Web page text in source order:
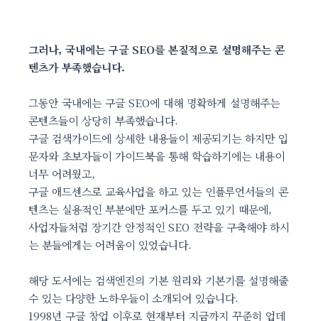
그러나, 국내에는 구글 SEO를 본질적으로 설명해주는 콘
텐츠가 부족했습니다.
그동안 국내에는 구글 SEO에 대해 명확하게 설명해주는
콘텐츠들이 상당히 부족했습니다.
구글 검색가이드에 상세한 내용들이 제공되기는 하지만 입
문자와 초보자들이 가이드북을 통해 학습하기에는 내용이
너무 어려웠고,
구글 애드센스로 교육사업을 하고 있는 인플루언서들의 콘
텐츠는 실용적인 부분에만 포커스를 두고 있기 때문에,
사업자들처럼 장기간 안정적인 SEO 전략을 구축해야 하시
는 분들에게는 어려움이 있었습니다.
해당 도서에는 검색엔진의 기본 원리와 기본기를 설명해줄
수 있는 다양한 노하우들이 소개되어 있습니다.
1998년 구글 창업 이후로 현재부터 지금까지 꾸준히 업데